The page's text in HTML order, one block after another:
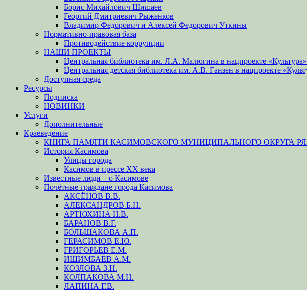
Борис Михайлович Шишаев
Георгий Дмитриевич Рыженков
Владимир Федорович и Алексей Федорович Уткины
Нормативно-правовая база
Противодействие коррупции
НАШИ ПРОЕКТЫ
Центральная библиотека им. Л.А. Малюгина в нацпроекте «Культура»
Центральная детская библиотека им. А.В. Ганзен в нацпроекте
Доступная среда
Ресурсы
Подписка
НОВИНКИ
Услуги
Дополнительные
Краеведение
КНИГА ПАМЯТИ КАСИМОВСКОГО МУНИЦИПАЛЬНОГО ОКРУГА
История Касимова
Улицы города
Касимов в прессе XX века
Известные люди – о Касимове
Почётные граждане города Касимова
АКСЁНОВ В.В.
АЛЕКСАНДРОВ Б.Н.
АРТЮХИНА Н.В.
БАРАНОВ В.Г.
БОЛЬШАКОВА А.П.
ГЕРАСИМОВ Е.Ю.
ГРИГОРЬЕВ Е.М.
ИШИМБАЕВ А.М.
КОЗЛОВА З.Н.
КОЛПАКОВА М.Н.
ЛАПИНА Г.В.